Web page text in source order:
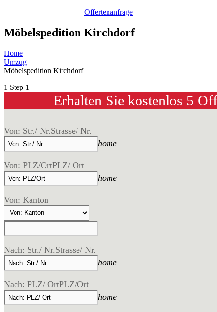
Offertenanfrage
Möbelspedition Kirchdorf
Home
Umzug
Möbelspedition Kirchdorf
1 Step 1
Erhalten Sie kostenlos 5
Von: Str./ Nr.Strasse/ Nr.
home
Von: PLZ/OrtPLZ/ Ort
home
Von: Kanton
Nach: Str./ Nr.Strasse/ Nr.
home
Nach: PLZ/ OrtPLZ/Ort
home